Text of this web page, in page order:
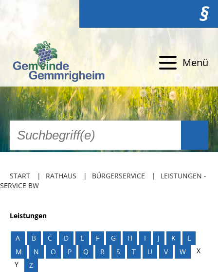
§
Menü
START RATHAUS BÜRGERSERVICE
LEISTUNGEN -
SERVICE BW
Leistungen
A B C D E F G H I J K
L
M
N O P Q R S T U V W
X
Y
Z